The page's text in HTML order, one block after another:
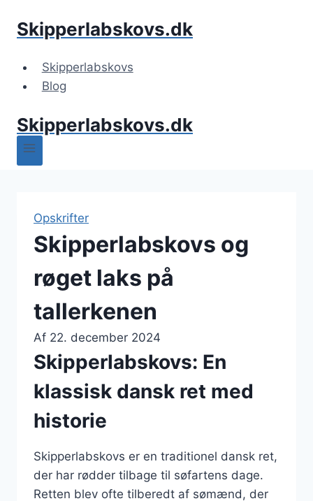
Skipperlabskovs.dk
Skipperlabskovs
Blog
Skipperlabskovs.dk
Opskrifter
Skipperlabskovs og
røget laks på
tallerkenen
Af 22. december 2024
Skipperlabskovs: En
klassisk dansk ret med
historie
Skipperlabskovs er en traditionel dansk ret,
der har rødder tilbage til søfartens dage.
Retten blev ofte tilberedt af sømænd, der